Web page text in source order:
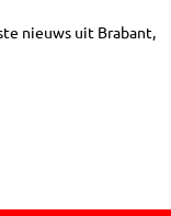
nieuws uit Brabant,